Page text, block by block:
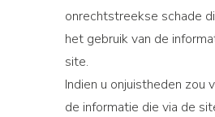
onrechtstreekse schade
het gebruik van de
site.
Indien u onjuistheden zou
de informatie die via de